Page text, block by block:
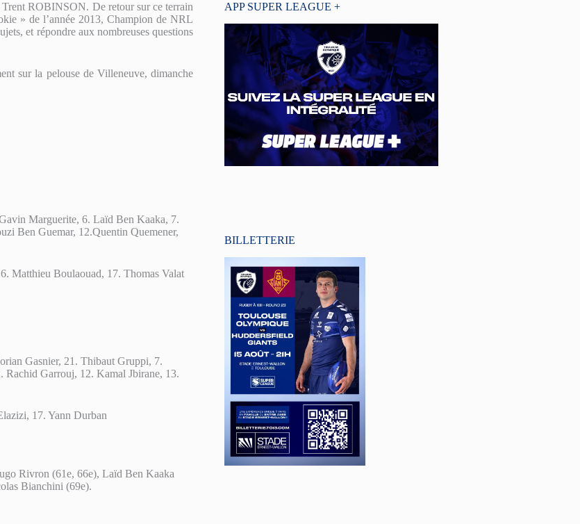
ROBINSON. De retour sur ce terrain
» de l’année 2013, Champion de NRL
et répondre aux nombreuses questions
sur la pelouse de Villeneuve, dimanche
Marguerite, 6. Laïd Ben Kaaka, 7.
Ben Guemar, 12.Quentin Quemener,
Matthieu Boulaouad, 17. Thomas Valat
Gasnier, 21. Thibaut Gruppi, 7.
Garrouj, 12. Kamal Jbirane, 13.
17. Yann Durban
Rivron (61e, 66e), Laïd Ben Kaaka
Bianchini (69e).
APP SUPER LEAGUE +
BILLETTERIE